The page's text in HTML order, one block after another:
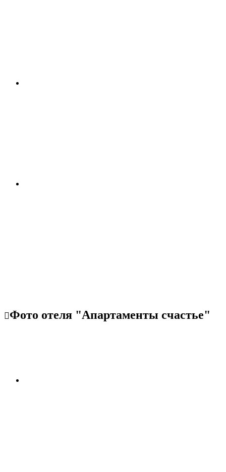
Фото отеля "Апартаменты счастье"